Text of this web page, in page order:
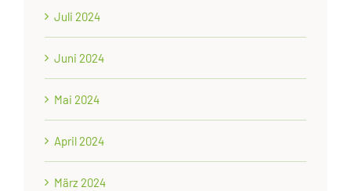
Juli 2024
Juni 2024
Mai 2024
April 2024
März 2024